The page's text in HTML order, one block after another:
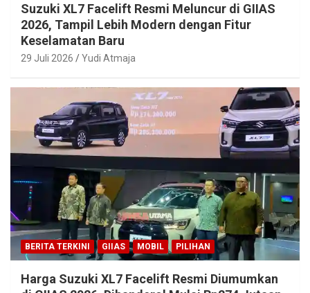
Suzuki XL7 Facelift Resmi Meluncur di GIIAS
2026, Tampil Lebih Modern dengan Fitur
Keselamatan Baru
29 Juli 2026 Yudi Atmaja
BERITA TERKINI GIIAS MOBIL PILIHAN
Harga Suzuki XL7 Facelift Resmi Diumumkan